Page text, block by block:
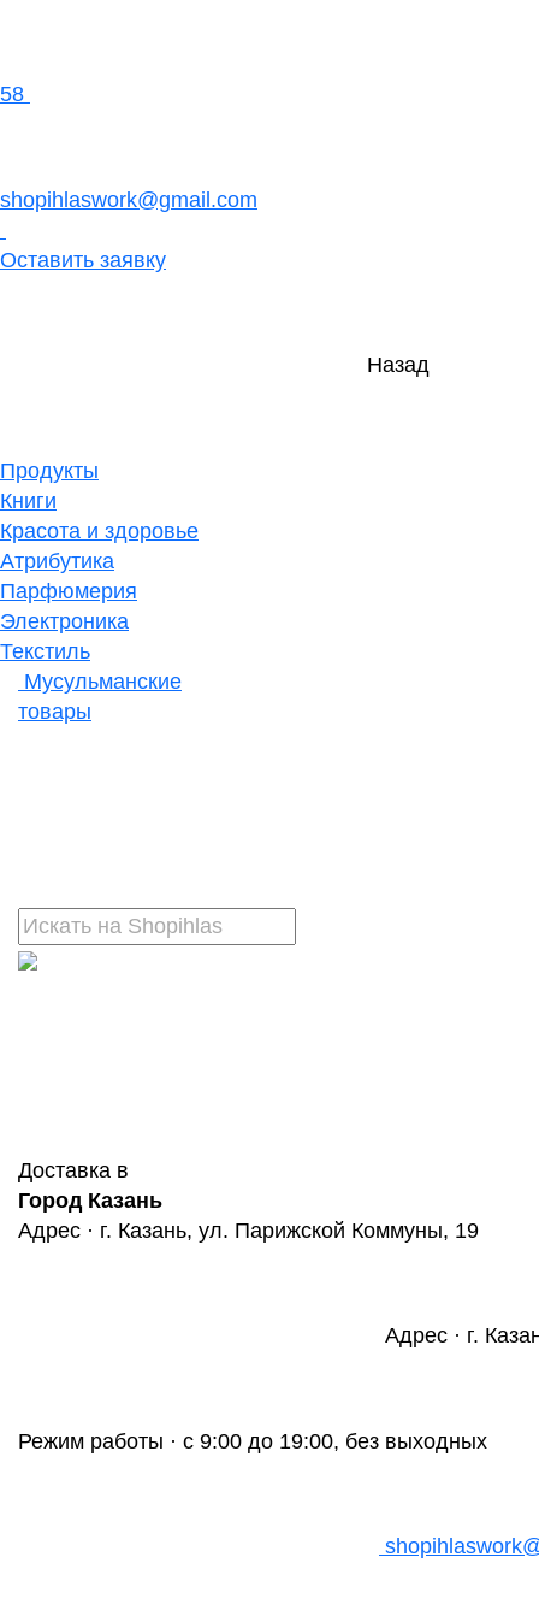
58
shopihlaswork@gmail.com
Оставить заявку
Назад
Продукты
Книги
Красота и здоровье
Атрибутика
Парфюмерия
Электроника
Текстиль
Мусульманские
товары
Доставка в
Город Казань
Адрес · г. Казань, ул. Парижской Коммуны, 19
Адрес · г.
Режим работы · с 9:00 до 19:00, без выходных